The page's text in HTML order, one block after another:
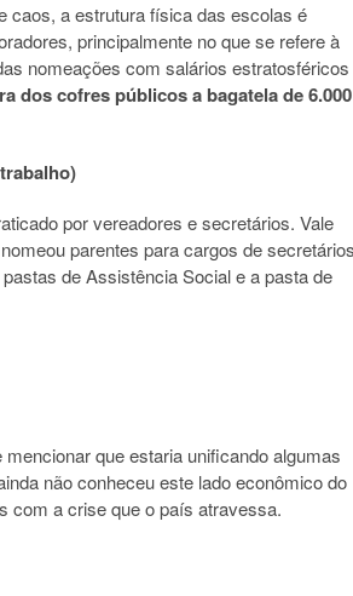
caos, a estrutura física das escolas é
principalmente no que se refere à
nomeações com salários estratosféricos
dos cofres públicos a bagatela de 6.000
por vereadores e secretários. Vale
parentes para cargos de
de Assistência Social e a pasta de
que estaria unificando algumas
não conheceu este lado econômico do
com a crise que o país atravessa.